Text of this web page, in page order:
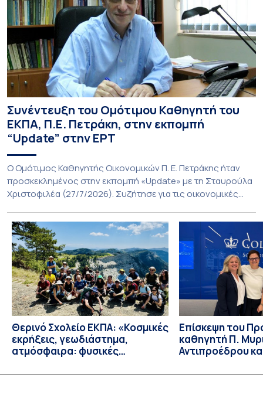
Συνέντευξη του Ομότιμου Καθηγητή του
ΕΚΠΑ, Π.Ε. Πετράκη, στην εκπομπή
“Update” στην ΕΡΤ
O Ομότιμος Καθηγητής Οικονομικών Π. Ε. Πετράκης ήταν
προσκεκλημένος στην εκπομπή «Update» με τη Σταυρούλα
Χριστοφιλέα (27/7/2026). Συζήτησε για τις οικονομικές
Ευρώπη από τις εξελίξεις στον πόλεμο ΗΠΑ – Ιράν, καθώς
και για τη διακύμανση των τιμών στα καύσιμα. Για να δείτε τη
συνέντευξη, πατήστε εδώ.
Θερινό Σχολείο ΕΚΠΑ: «Κοσμικές
εκρήξεις, γεωδιάστημα,
ατμόσφαιρα: φυσικές
βιολογικές επιδράσεις»
Eπίσκεψη του
καθηγητή Π.
Αντιπροέδρου
Νοσηλευτικής